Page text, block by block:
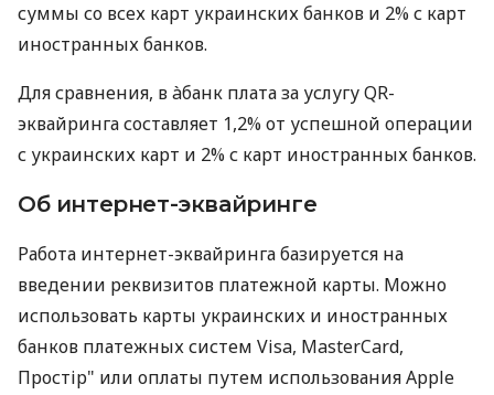
суммы со всех карт украинских банков и 2% с карт
иностранных банков.
Для сравнения, в àбанк плата за услугу QR-
эквайринга составляет 1,2% от успешной операции
с украинских карт и 2% с карт иностранных банков.
Об интернет-эквайринге
Работа интернет-эквайринга базируется на
введении реквизитов платежной карты. Можно
использовать карты украинских и иностранных
банков платежных систем Visa, MasterCard,
Простір" или оплаты путем использования Apple